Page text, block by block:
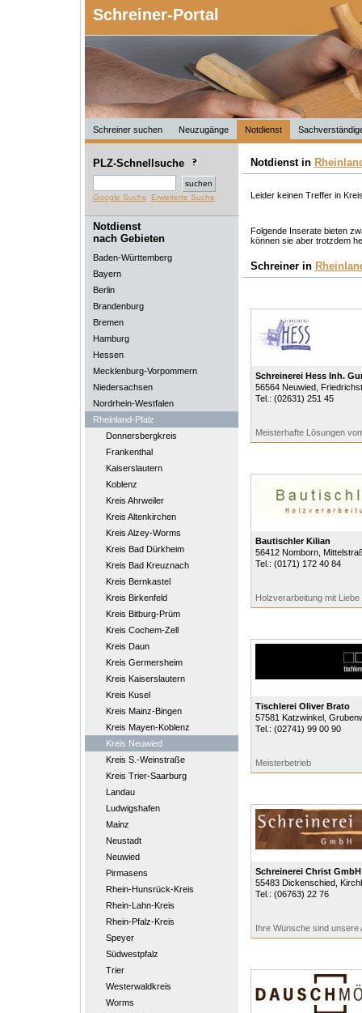
Schreiner-Portal
Schreiner suchen Neuzugänge Notdienst
PLZ-Schnellsuche
Google Suche Erweiterte Suche
Notdienst
nach Gebieten
Baden-Württemberg
Bayern
Berlin
Brandenburg
Bremen
Hamburg
Hessen
Mecklenburg-Vorpommern
Niedersachsen
Nordrhein-Westfalen
Rheinland-Pfalz
Donnersbergkreis
Frankenthal
Kaiserslautern
Koblenz
Kreis Ahrweiler
Kreis Altenkirchen
Kreis Alzey-Worms
Kreis Bad Dürkheim
Kreis Bad Kreuznach
Kreis Bernkastel
Kreis Birkenfeld
Kreis Bitburg-Prüm
Kreis Cochem-Zell
Kreis Daun
Kreis Germersheim
Kreis Kaiserslautern
Kreis Kusel
Kreis Mainz-Bingen
Kreis Mayen-Koblenz
Kreis Neuwied
Kreis S.-Weinstraße
Kreis Trier-Saarburg
Landau
Ludwigshafen
Mainz
Neustadt
Neuwied
Pirmasens
Rhein-Hunsrück-Kreis
Rhein-Lahn-Kreis
Rhein-Pfalz-Kreis
Speyer
Südwestpfalz
Trier
Westerwaldkreis
Worms
Notdienst in
Leider keinen Treffer in
Folgende Inserate bieten
können sie aber trotzdem
Schreiner in
Schreinerei Hess Inh.
56564 Neuwied,
Tel.: (02631) 251 45
Meisterhafte Lösungen
Bautischler Kilian
56412 Nomborn,
Tel.: (0171) 172 40 84
Holzverarbeitung mit Liebe
Tischlerei Oliver Brato
57581 Katzwinkel,
Tel.: (02741) 99 00 90
Meisterbetrieb
Schreinerei Christ GmbH
55483 Dickenschied,
Tel.: (06763) 22 76
Ihre Wünsche sind unsere